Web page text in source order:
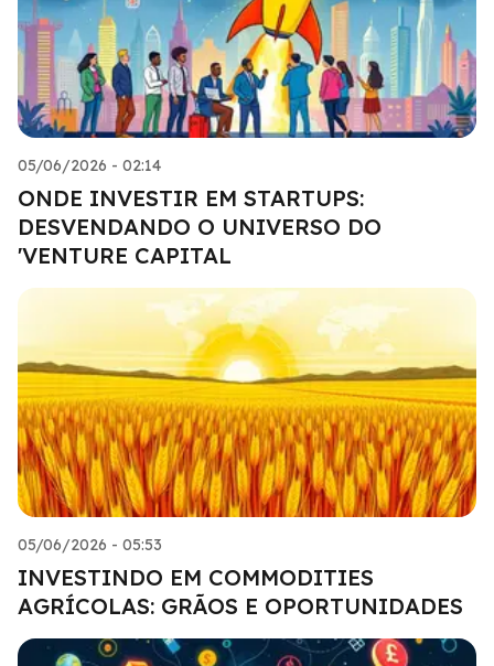
05/06/2026 - 02:14
ONDE INVESTIR EM STARTUPS:
DESVENDANDO O UNIVERSO DO
'VENTURE CAPITAL
05/06/2026 - 05:53
INVESTINDO EM COMMODITIES
AGRÍCOLAS: GRÃOS E OPORTUNIDADES